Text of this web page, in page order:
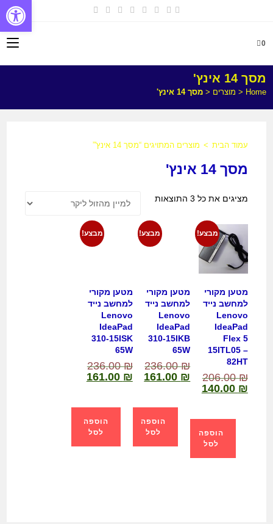
0
מסך 14 אינץ'
Home
< מוצרים <מסך 14 אינץ'
עמוד הבית > מוצרים המתויגים “מסך 14 אינץ'”
מסך 14 אינץ'
מציגים את כל ⁦3⁩ התוצאות
מבצע!
מטען מקורי
למחשב נייד
Lenovo
IdeaPad
Flex 5
15ITL05 –
82HT
206.00₪
140.00 ₪
הוספה
לסל
מבצע!
מטען מקורי
למחשב נייד
Lenovo
IdeaPad
310-15IKB
65W
236.00₪
161.00 ₪
הוספה
לסל
מבצע!
מטען מקורי
למחשב נייד
Lenovo
IdeaPad
310-15ISK
65W
236.00₪
161.00 ₪
הוספה
לסל